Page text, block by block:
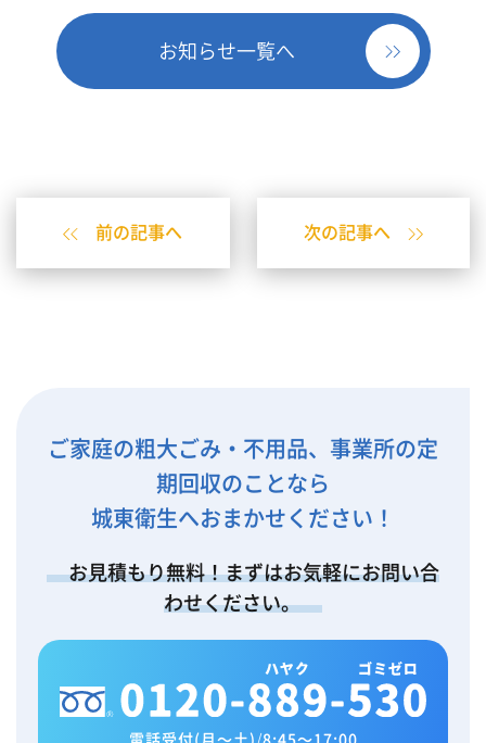
お知らせ一覧へ
前の記事へ 次の記事へ
ご家庭の粗大ごみ・不用品、事業所の定
期回収のことなら
城東衛生へおまかせください！
お見積もり無料！まずはお気軽にお問い合
わせください。
電話受付(月～土) /8:45～17:00